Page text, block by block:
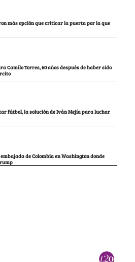
más opción que criticar la puerta por la que
Camilo Torres, 60 años después de haber sido
fútbol, la solución de Iván Mejía para luchar
de Colombia en Washington donde